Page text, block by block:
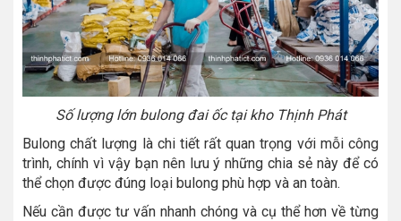
Số lượng lớn bulong đai ốc tại kho Thịnh Phát
Bulong chất lượng là chi tiết rất quan trọng với mỗi công
trình, chính vì vậy bạn nên lưu ý những chia sẻ này để có
thể chọn được đúng loại bulong phù hợp và an toàn.
Nếu cần được tư vấn nhanh chóng và cụ thể hơn về từng